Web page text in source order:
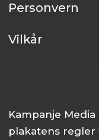
Personvern
Vilkår
Kampanje
plakatens regler